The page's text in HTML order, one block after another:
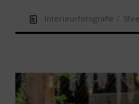
Interieurfotografie /